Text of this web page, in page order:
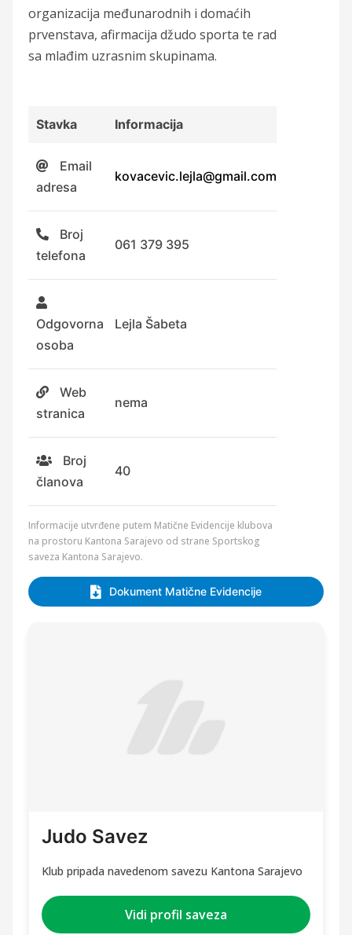
organizacija međunarodnih i domaćih
prvenstava, afirmacija džudo sporta te rad
sa mlađim uzrasnim skupinama.
Stavka Informacija
Email
adresa
kovacevic.lejla@gmail.com
Broj
telefona
061 379 395
Odgovorna
osoba
Lejla Šabeta
Web
stranica
nema
Broj
članova
40
Informacije utvrđene putem Matične Evidencije klubova
na prostoru Kantona Sarajevo od strane Sportskog
saveza Kantona Sarajevo.
Dokument Matične Evidencije
Judo Savez
Klub pripada navedenom savezu Kantona Sarajevo
Vidi profil saveza